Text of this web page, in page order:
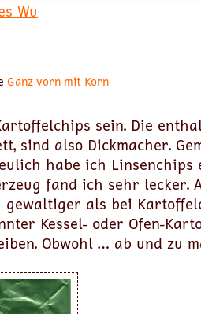
Wu
Ganz vorn mit Korn
sein. Die
sind also Dickmacher.
habe ich Linsenchips
fand ich sehr lecker.
gewaltiger als bei
Kessel- oder Ofen-
Obwohl … ab und zu